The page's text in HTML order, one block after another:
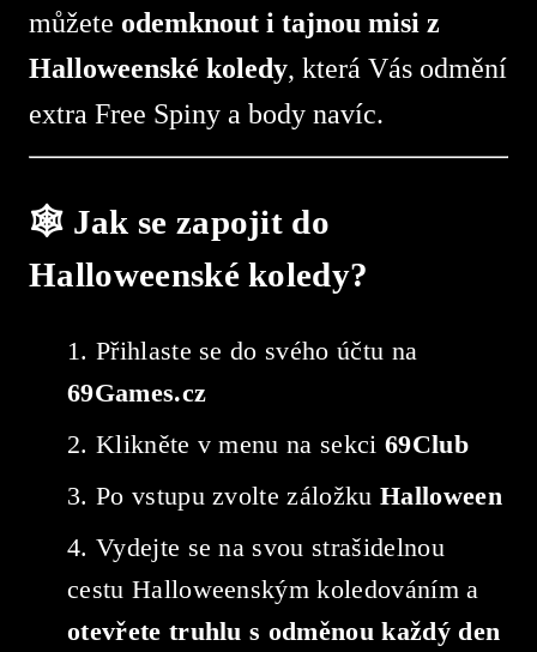
můžete odemknout i tajnou misi z
Halloweenské koledy, která Vás odmění
extra Free Spiny a body navíc.
🕸️ Jak se zapojit do
Halloweenské koledy?
Přihlaste se do svého účtu na
69Games.cz
Klikněte v menu na sekci 69Club
Po vstupu zvolte záložku Halloween
Vydejte se na svou strašidelnou
cestu Halloweenským koledováním a
otevřete truhlu s odměnou každý den